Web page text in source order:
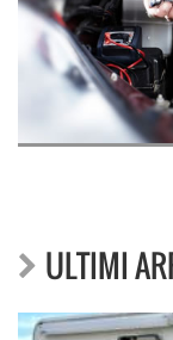
ULTIMI